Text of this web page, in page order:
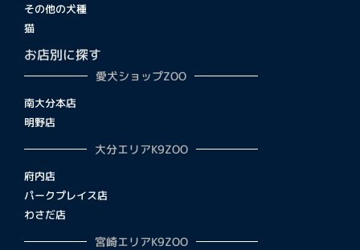
その他の犬種
猫
お店別に探す
愛犬ショップZOO
南大分本店
明野店
大分エリアK9ZOO
府内店
パークプレイス店
わさだ店
宮崎エリアK9ZOO